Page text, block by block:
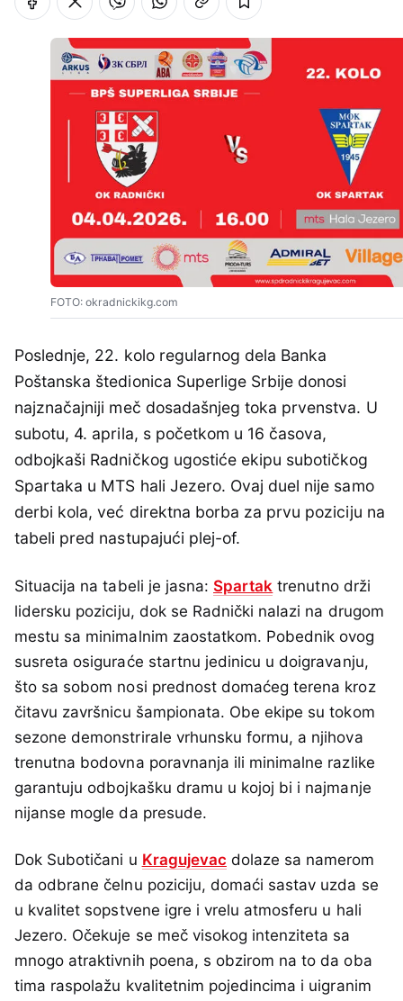
FOTO: okradnickikg.com
Poslednje, 22. kolo regularnog dela Banka
Poštanska štedionica Superlige Srbije donosi
najznačajniji meč dosadašnjeg toka prvenstva. U
subotu, 4. aprila, s početkom u 16 časova,
odbojkaši Radničkog ugostiće ekipu subotičkog
Spartaka u MTS hali Jezero. Ovaj duel nije samo
derbi kola, već direktna borba za prvu poziciju na
tabeli pred nastupajući plej-of.
Situacija na tabeli je jasna:Spartak trenutno drži
lidersku poziciju, dok se Radnički nalazi na drugom
mestu sa minimalnim zaostatkom. Pobednik ovog
susreta osiguraće startnu jedinicu u doigravanju,
što sa sobom nosi prednost domaćeg terena kroz
čitavu završnicu šampionata. Obe ekipe su tokom
sezone demonstrirale vrhunsku formu, a njihova
trenutna bodovna poravnanja ili minimalne razlike
garantuju odbojkašku dramu u kojoj bi i najmanje
nijanse mogle da presude.
Dok Subotičani u Kragujevac dolaze sa namerom
da odbrane čelnu poziciju, domaći sastav uzda se
u kvalitet sopstvene igre i vrelu atmosferu u hali
Jezero. Očekuje se meč visokog intenziteta sa
mnogo atraktivnih poena, s obzirom na to da oba
tima raspolažu kvalitetnim pojedincima i uigranim